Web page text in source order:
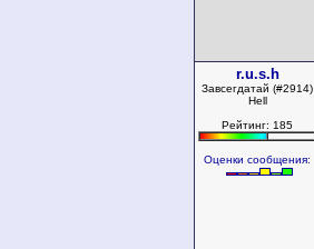
r.u.s.h
Завсегдатай (#2914)
Hell
Рейтинг: 185
Оценки сообщения: